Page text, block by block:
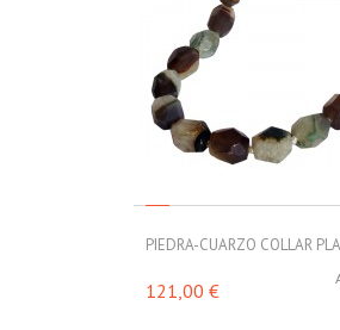
PIEDRA-CUARZO COLLAR
121,00 €